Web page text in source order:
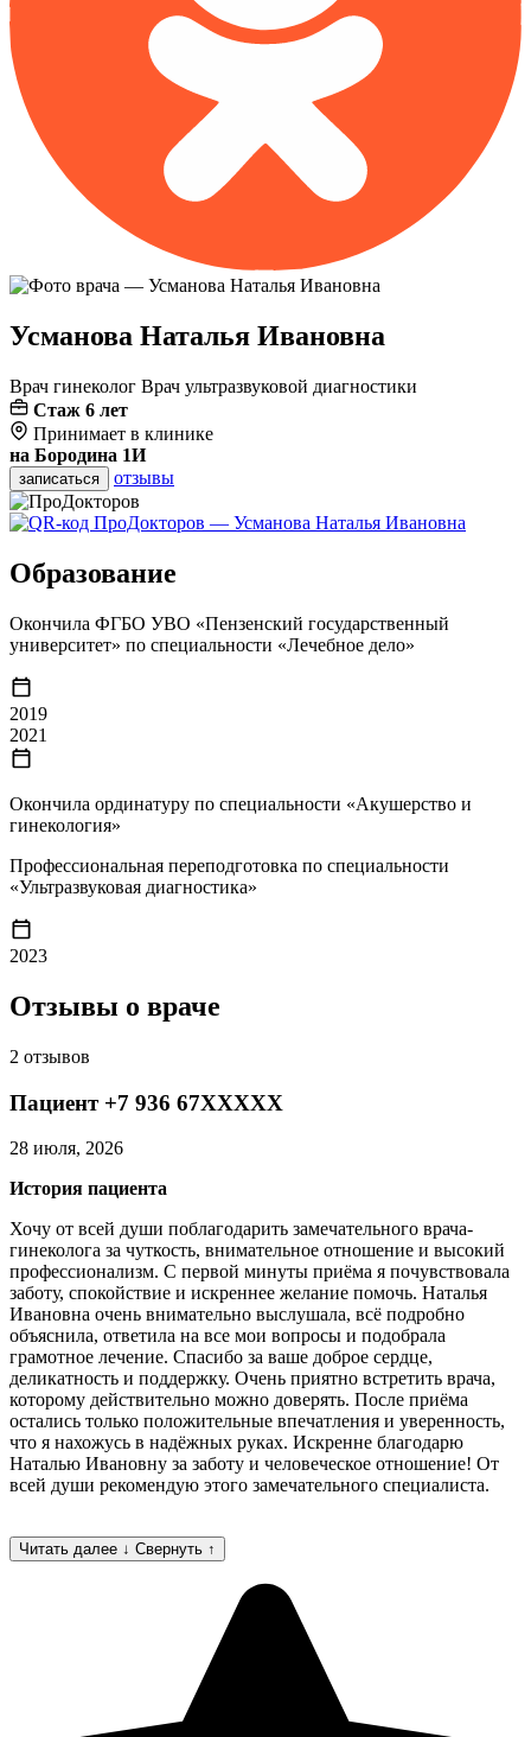
Усманова Наталья Ивановна
Врач гинеколог Врач ультразвуковой диагностики
Стаж 6 лет
Принимает в клинике
на Бородина 1И
записаться отзывы
Образование
Окончила ФГБО УВО «Пензенский государственный
университет» по специальности «Лечебное дело»
2019
2021
Окончила ординатуру по специальности «Акушерство и
гинекология»
Профессиональная переподготовка по специальности
«Ультразвуковая диагностика»
2023
Отзывы о враче
2 отзывов
Пациент +7 936 67XXXXX
28 июля, 2026
История пациента
Хочу от всей души поблагодарить замечательного врача-
гинеколога за чуткость, внимательное отношение и высокий
профессионализм. С первой минуты приёма я почувствовала
заботу, спокойствие и искреннее желание помочь. Наталья
Ивановна очень внимательно выслушала, всё подробно
объяснила, ответила на все мои вопросы и подобрала
грамотное лечение. Спасибо за ваше доброе сердце,
деликатность и поддержку. Очень приятно встретить врача,
которому действительно можно доверять. После приёма
остались только положительные впечатления и уверенность,
что я нахожусь в надёжных руках. Искренне благодарю
Наталью Ивановну за заботу и человеческое отношение! От
всей души рекомендую этого замечательного специалиста.
Читать далее ↓ Свернуть ↑